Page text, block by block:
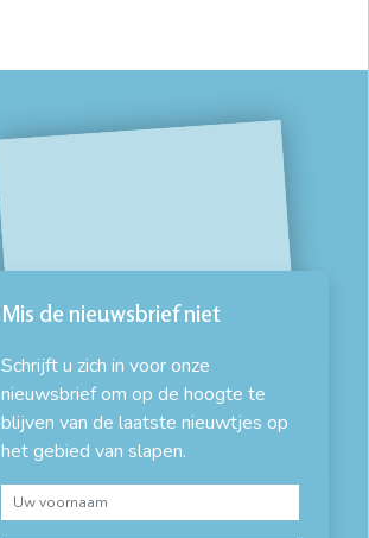
Mis de nieuwsbrief niet
Schrijft u zich in voor onze
nieuwsbrief om op de hoogte te
blijven van de laatste nieuwtjes op
het gebied van slapen.